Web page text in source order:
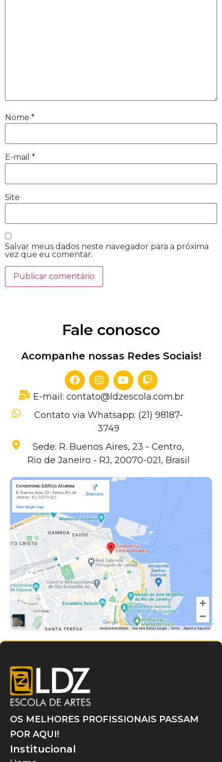
Nome *
E-mail *
Site
Salvar meus dados neste navegador para a próxima
vez que eu comentar.
Fale conosco
Acompanhe nossas Redes Sociais!
E-mail: contato@ldzescola.com.br
Contato via Whatsapp: (21) 98187-
3749
Sede: R. Buenos Aires, 23 - Centro,
Rio de Janeiro - RJ, 20070-021, Brasil
OS MELHORES PROFISSIONAIS PASSAM
POR AQUI!
Institucional